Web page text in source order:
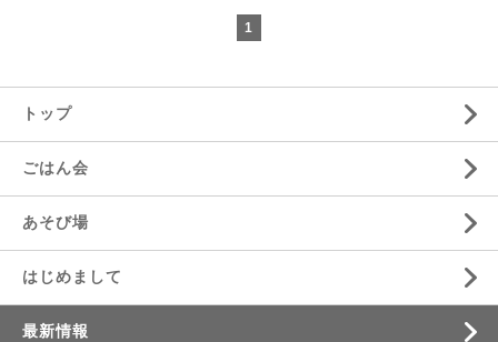
1
トップ
ごはん会
あそび場
はじめまして
最新情報